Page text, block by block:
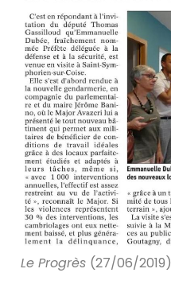
Le Progrès (27/06/2019)